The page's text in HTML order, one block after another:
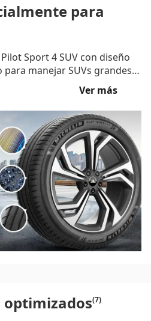
para
Sport 4 SUV con diseño
manejar SUVs grandes,
neumático de altas
la tecnología MaxTouch y una
excelente durabilidad y
SUV. Además, se beneficia
para una mayor
Ver más
(7)